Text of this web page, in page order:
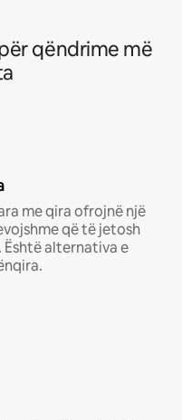
qëndrime më
me qira ofrojnë një
që të jetosh
Është alternativa e